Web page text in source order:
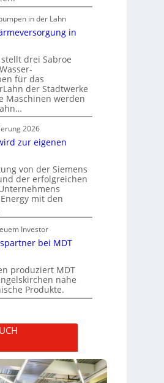
in der Lahn
in
drei Sabroe
für das
der Stadtwerke
Maschinen werden
2026
zur eigenen
von der Siemens
der erfolgreichen
mit den
Investor
bei MDT
produziert MDT
nahe
Produkte.